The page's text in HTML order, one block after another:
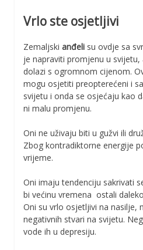
Vrlo ste osjetljivi
Zemaljski anđeli su ovdje sa
je napraviti promjenu u
dolazi s ogromnom cijenom.
mogu osjetiti preopterećeni i
svijetu i onda se osjećaju kao
ni malu promjenu.
Oni ne uživaju biti u gužvi ili
Zbog kontradiktorne energije
vrijeme.
Oni imaju tendenciju sakrivati
bi većinu vremena ostali
Oni su vrlo osjetljivi na nasilje,
negativnih stvari na svijetu.
vode ih u depresiju.